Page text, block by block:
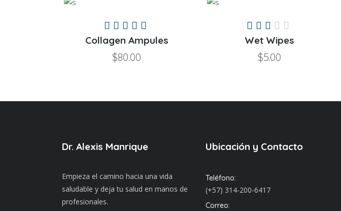
en
5.00
de 5
Collagen Ampules
$80.00
en
de
Wet Wipes
$5.00
Dr. Alexis Manrique
Empieza el camino hacia una vida
saludable y deja tu salud en manos de
profesionales.
Ubicación y Contacto
Teléfono:
(+57) 314-200-6417
Correo: